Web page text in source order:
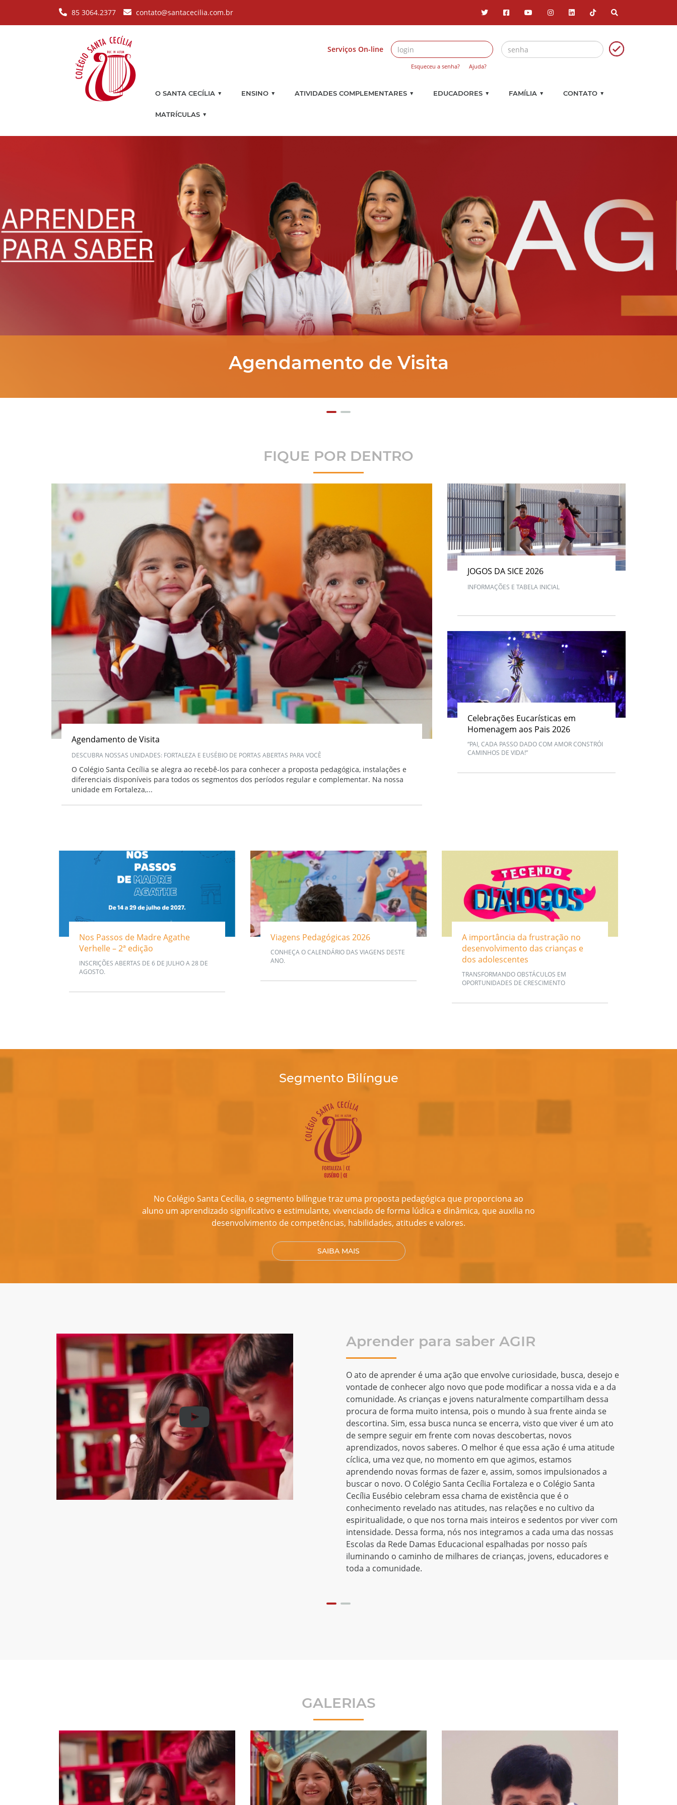
85 3064.2377 contato@santacecilia.com.br
Serviços On-line
Esqueceu a senha? Ajuda?
O SANTA CECÍLIA ▼ ENSINO ▼ ATIVIDADES COMPLEMENTARES ▼ EDUCADORES ▼ FAMÍLIA ▼ CONTATO ▼
MATRÍCULAS ▼
Matrículas Abertas
FIQUE POR DENTRO
Agendamento de Visita
DESCUBRA NOSSAS UNIDADES: FORTALEZA E EUSÉBIO DE PORTAS ABERTAS PARA VOCÊ
O Colégio Santa Cecília se alegra ao recebê-los para conhecer a proposta pedagógica, instalações e
diferenciais disponíveis para todos os segmentos dos períodos regular e complementar. Na nossa
unidade em Fortaleza,...
JOGOS DA SICE 2026
INFORMAÇÕES E TABELA INICIAL
Celebrações Eucarísticas em
Homenagem aos Pais 2026
“PAI, CADA PASSO DADO COM AMOR CONSTRÓI
CAMINHOS DE VIDA!”
Nos Passos de Madre Agathe
Verhelle – 2ª edição
INSCRIÇÕES ABERTAS DE 6 DE JULHO A 28 DE
AGOSTO.
Viagens Pedagógicas 2026
CONHEÇA O CALENDÁRIO DAS VIAGENS DESTE
ANO.
A importância da frustração no
desenvolvimento das crianças e
dos adolescentes
TRANSFORMANDO OBSTÁCULOS EM
OPORTUNIDADES DE CRESCIMENTO
Segmento Bilíngue
No Colégio Santa Cecília, o segmento bilíngue traz uma proposta pedagógica que proporciona ao
aluno um aprendizado significativo e estimulante, vivenciado de forma lúdica e dinâmica, que auxilia no
desenvolvimento de competências, habilidades, atitudes e valores.
SAIBA MAIS
Nossos Valores
Os valores do Colégio Santa Cecília representam um farol que guia as
nossas ações na busca da educação que entende a importância de
mobilizar, de inspirar a todos que participam da comunidade educativa
no esforço coletivo de mudar, de transformar a nossa casa comum
para ser mais cuidada e preparada para o novo tempo.
Aprender para saber AGIR Missão Aeroespacial na Robótica EURO 2026 – ESCANDINÁVIA